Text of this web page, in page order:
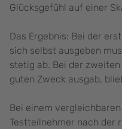
Glücksgefühl auf einer
Das Ergebnis: Bei der
sich selbst ausgeben
stetig ab. Bei der
guten Zweck ausgab,
Bei einem
Testteilnehmer nach der